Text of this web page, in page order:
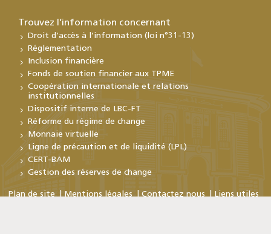
Trouvez l’information concernant
Droit d’accès à l’information (loi n°31-13)
Réglementation
Inclusion financière
Fonds de soutien financier aux TPME
Coopération internationale et relations
institutionnelles
Dispositif interne de LBC-FT
Réforme du régime de change
Monnaie virtuelle
Ligne de précaution et de liquidité (LPL)
CERT-BAM
Gestion des réserves de change
Plan de site Mentions légales Contactez nous Liens utiles